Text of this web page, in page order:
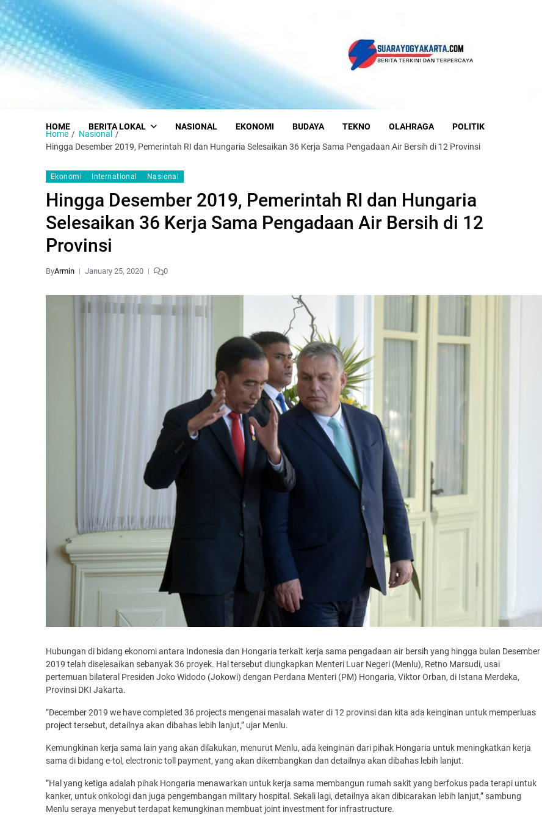
HOME BERITA LOKAL NASIONAL EKONOMI BUDAYA TEKNO OLAHRAGA POLITIK
Home
Nasional
Hingga Desember 2019, Pemerintah RI dan Hungaria Selesaikan 36 Kerja Sama Pengadaan Air Bersih di 12 Provinsi
Ekonomi International Nasional
Hingga Desember 2019, Pemerintah RI dan Hungaria
Selesaikan 36 Kerja Sama Pengadaan Air Bersih di 12
Provinsi
ByArmin January 25, 2020 0
Hubungan di bidang ekonomi antara Indonesia dan Hongaria terkait kerja sama pengadaan air bersih yang hingga bulan Desember
2019 telah diselesaikan sebanyak 36 proyek. Hal tersebut diungkapkan Menteri Luar Negeri (Menlu), Retno Marsudi, usai
pertemuan bilateral Presiden Joko Widodo (Jokowi) dengan Perdana Menteri (PM) Hongaria, Viktor Orban, di Istana Merdeka,
Provinsi DKI Jakarta.
”December 2019 we have completed 36 projects mengenai masalah water di 12 provinsi dan kita ada keinginan untuk memperluas
project tersebut, detailnya akan dibahas lebih lanjut,” ujar Menlu.
Kemungkinan kerja sama lain yang akan dilakukan, menurut Menlu, ada keinginan dari pihak Hongaria untuk meningkatkan kerja
sama di bidang e-tol, electronic toll payment, yang akan dikembangkan dan detailnya akan dibahas lebih lanjut.
”Hal yang ketiga adalah pihak Hongaria menawarkan untuk kerja sama membangun rumah sakit yang berfokus pada terapi untuk
kanker, untuk onkologi dan juga pengembangan military hospital. Sekali lagi, detailnya akan dibicarakan lebih lanjut,” sambung
Menlu seraya menyebut terdapat kemungkinan membuat joint investment for infrastructure.